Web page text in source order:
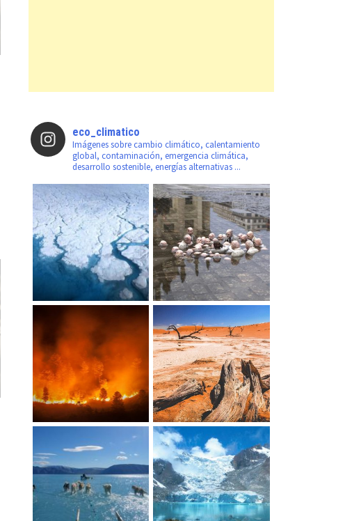
eco_climatico
Imágenes sobre cambio climático, calentamiento
global, contaminación, emergencia climática,
desarrollo sostenible, energías alternativas ...